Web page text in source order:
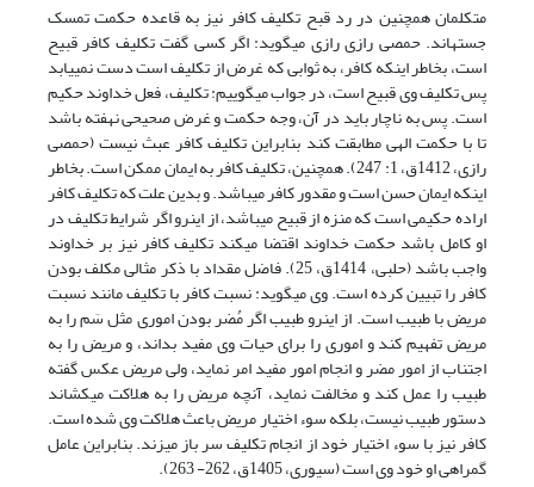
متکلمان همچنین در رد قبح تکلیف کافر نیز به قاعده حکمت تمسک
جسته­اند. حمصی رازی رازی می­گوید: اگر کسی گفت تکلیف کافر قبیح
است، بخاطر این­که کافر، به ثوابی که غرض از تکلیف است دست نمی­یابد
پس تکلیف وی قبیح است، در جواب می­گوییم: تکلیف، فعل خداوند حکیم
است. پس به ناچار باید در آن، وجه حکمت و غرض صحیحی نهفته باشد
تا با حکمت الهی مطابقت کند بنابراین تکلیف کافر عبث نیست (حمصی
رازی، 1412ق، 1: 247). همچنین، تکلیف کافر به ایمان ممکن است. بخاطر
اینکه ایمان حسن است و مقدور کافر می­باشد. و بدین علت که تکلیف کافر
اراده حکیمی است که منزه از قبیح می­باشد، از این­رو اگر شرایط تکلیف در
او کامل باشد حکمت خداوند اقتضا می­کند تکلیف کافر نیز بر خداوند
واجب باشد (حلبی، 1414ق، 25). فاضل مقداد با ذکر مثالی مکلف بودن
کافر را تبیین کرده است. وی می­گوید: نسبت کافر با تکلیف مانند نسبت
مریض با طبیب است. از این­رو طبیب اگر مُضر بودن اموری مثل سَم را به
مریض تفهیم کند و اموری را برای حیات وی مفید بداند، و مریض را به
اجتناب از امور مضر و انجام امور مفید امر نماید، ولی مریض عکس گفته
طبیب را عمل کند و مخالفت نماید، آنچه مریض را به هلاکت می­کشاند
دستور طبیب نیست، بلکه سوء اختیار مریض باعث هلاکت وی شده است.
کافر نیز با سوء اختیار خود از انجام تکلیف سر باز می­زند. بنابراین عامل
گمراهی او خود وی است (سیوری، 1405ق، 262- 263).